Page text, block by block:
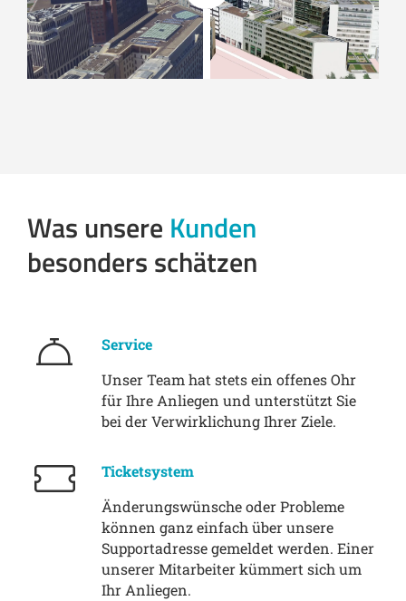
Was unsere Kunden
besonders schätzen
Service
Unser Team hat stets ein offenes Ohr
für Ihre Anliegen und unterstützt Sie
bei der Verwirklichung Ihrer Ziele.
Ticketsystem
Änderungswünsche oder Probleme
können ganz einfach über unsere
Supportadresse gemeldet werden. Einer
unserer Mitarbeiter kümmert sich um
Ihr Anliegen.